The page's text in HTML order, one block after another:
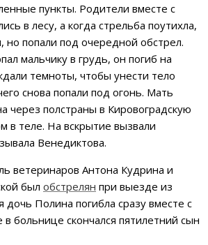
пункты. Родители вместе с
в лесу, а когда стрельба поутихла,
но попали под очередной обстрел.
мальчику в грудь, он погиб на
темноты, чтобы унести тело
снова попали под огонь. Мать
через полстраны в Кировоградскую
в теле. На вскрытие вызвали
Венедиктова.
ветеринаров Антона Кудрина и
был обстрелян при выезде из
дочь Полина погибла сразу вместе с
больнице скончался пятилетний сын